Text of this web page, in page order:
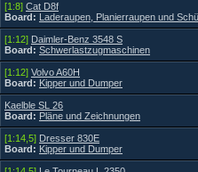
[1:8] Cat D8f
Board: Laderaupen, Planierraupen und
[1:12] Daimler-Benz 3548 S
Board: Schwerlastzugmaschinen
[1:12] Volvo A60H
Board: Kipper und Dumper
Kaelble SL 26
Board: Pläne und Zeichnungen
[1:14,5] Dresser 830E
Board: Kipper und Dumper